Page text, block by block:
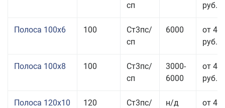
сп
руб.
Полоса 100x6 100
Ст3пс/
сп
6000
от 46
руб.
Полоса 100x8 100
Ст3пс/
сп
3000-
6000
от 42
руб.
Полоса 120x10 120
Ст3пс/
н/д
от 43